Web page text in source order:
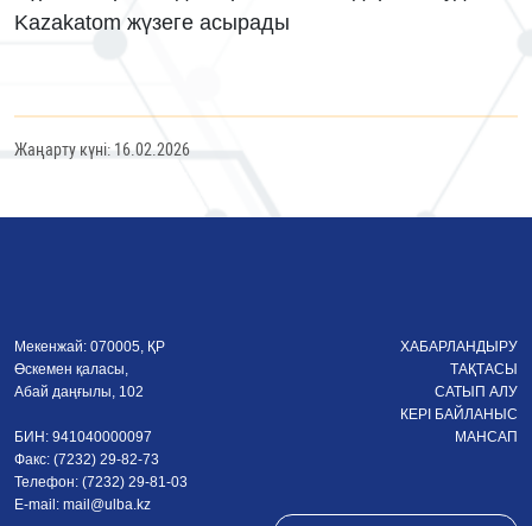
Kazakatom жүзеге асырады
Жаңарту күні: 16.02.2026
Мекенжай: 070005, ҚР
Өскемен қаласы,
Абай даңғылы, 102
БИН: 941040000097
Факс: (7232) 29-82-73
Телефон: (7232) 29-81-03
E-mail: mail@ulba.kz
ХАБАРЛАНДЫРУ
ТАҚТАСЫ
САТЫП АЛУ
КЕРІ БАЙЛАНЫС
МАНСАП